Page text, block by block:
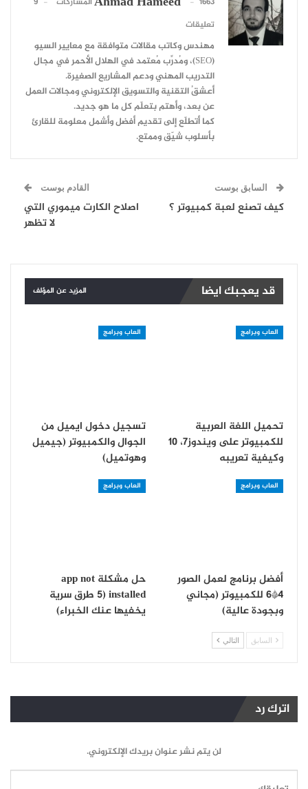
تعليقات
مهندس وكاتب مقالات متوافقة مع معايير السيو
(SEO)، ومُدرِّب مُعتمد في الهلال الأحمر في مجال
التدريب المهني ودعم المشاريع الصغيرة.
أعشقُ التقنية والتسويق الإلكتروني ومجالات العمل
عن بعد، وأهتم بتعلّم كل ما هو جديد.
كما أتطلّع إلى تقديم أفضل وأشمل معلومة للقارئ
بأسلوب شيّق وممتع.
السابق بوست
كيف تصنع لعبة كمبيوتر ؟
القادم بوست
اصلاح الكارت ميموري التي
لا تظهر
قد يعجبك ايضا المزيد عن المؤلف
العاب وبرامج
تحميل اللغة العربية
للكمبيوتر على ويندوز7، 10
وكيفية تعريبه
العاب وبرامج
تسجيل دخول ايميل من
الجوال والكمبيوتر (جيميل
وهوتميل)
العاب وبرامج
أفضل برنامج لعمل الصور
4*6 للكمبيوتر (مجاني
وبجودة عالية)
العاب وبرامج
حل مشكلة app not
installed (5 طرق سرية
يخفيها عنك الخبراء)
السابق التالي
اترك رد
لن يتم نشر عنوان بريدك الإلكتروني.